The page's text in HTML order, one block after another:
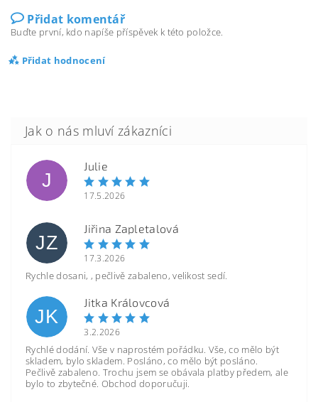
Přidat komentář
Buďte první, kdo napíše příspěvek k této položce.
Přidat hodnocení
J
Julie
17.5.2026
JZ
Jiřina Zapletalová
17.3.2026
Rychle dosani, , pečlivě zabaleno, velikost sedí.
JK
Jitka Královcová
3.2.2026
Rychlé dodání. Vše v naprostém pořádku. Vše, co mělo být
skladem, bylo skladem. Posláno, co mělo být posláno.
Pečlivě zabaleno. Trochu jsem se obávala platby předem, ale
bylo to zbytečné. Obchod doporučuji.